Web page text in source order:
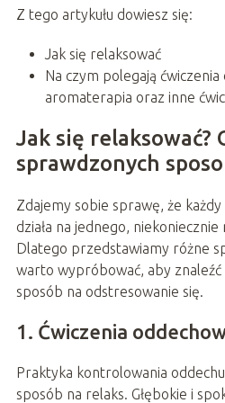
Z tego artykułu dowiesz się:
Jak się relaksować
Na czym polegają
aromaterapia oraz inne
Jak się relaksować?
sprawdzonych
Zdajemy sobie sprawę, że
działa na jednego,
Dlatego przedstawiamy różne
warto wypróbować, aby znaleźć
sposób na odstresowanie się.
1. Ćwiczenia
Praktyka kontrolowania
sposób na relaks. Głębokie i